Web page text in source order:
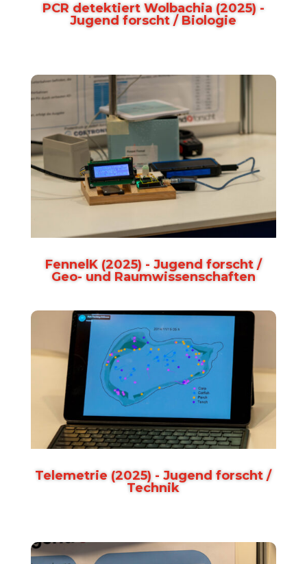
PCR detektiert Wolbachia (2025) -
Jugend forscht / Biologie
FennelK (2025) - Jugend forscht /
Geo- und Raumwissenschaften
Telemetrie (2025) - Jugend forscht /
Technik